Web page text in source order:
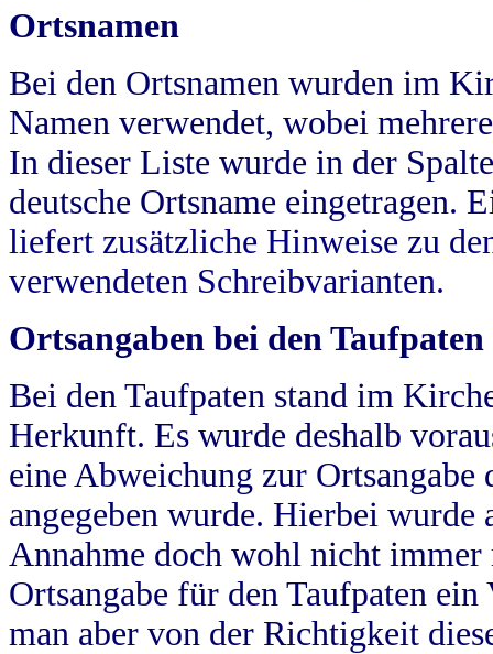
Ortsnamen
Bei den Ortsnamen wurden im
Namen verwendet, wobei
In dieser Liste wurde in der
deutsche Ortsname eingetragen.
liefert zusätzliche Hinweise zu
verwendeten Schreibvarianten.
Ortsangaben bei den Taufpaten
Bei den Taufpaten stand im
Herkunft. Es wurde deshalb
eine Abweichung zur
angegeben wurde. Hierbei wurde
Annahme doch wohl nicht
Ortsangabe für den Taufpaten
man aber von der Richtigkeit